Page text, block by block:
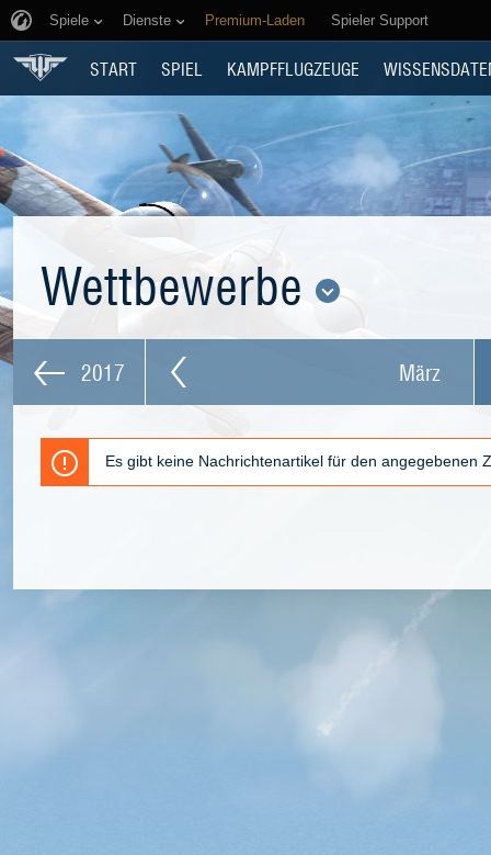
Spiele Dienste Premium-Laden Spieler Support
START SPIEL KAMPFFLUGZEUGE
Wettbewerbe
2017 März
Es gibt keine Nachrichtenartikel für den angegebenen